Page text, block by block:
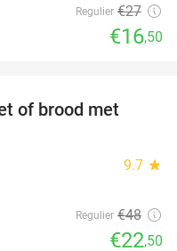
Regulier €27
€16,50
of brood met
9.7 star
Regulier €48
€22,50